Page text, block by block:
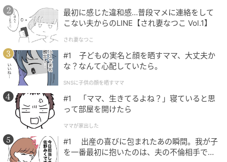
ュニケーション能力といった非認知能力が自然と養わ
れます。
プログラムの特長
最初に感じた違和感…普段マメに連絡をして
こない夫からのLINE【され妻なつこ Vol.1】
され妻なつこ
#1 子どもの実名と顔を晒すママ、大丈夫か
な？なんて心配していたら。
SNSに子供の顔を晒すママ
#1 「ママ、生きてるよね？」寝ていると思
って部屋を開けたら
ママが家出した
#1 出産の喜びに包まれたあの瞬間。我が子
を一番最初に抱いたのは、夫の不倫相手でし